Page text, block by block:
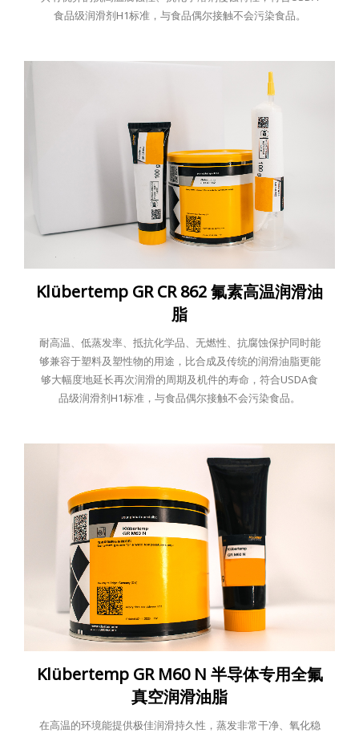
食品级润滑剂H1标准，与食品偶尔接触不会污染食品。
Klübertemp GR CR 862 氟素高温润滑油
脂
耐高温、低蒸发率、抵抗化学品、无燃性、抗腐蚀保护同时能
够兼容于塑料及塑性物的用途，比合成及传统的润滑油脂更能
够大幅度地延长再次润滑的周期及机件的寿命，符合USDA食
品级润滑剂H1标准，与食品偶尔接触不会污染食品。
Klübertemp GR M60 N 半导体专用全氟
真空润滑油脂
在高温的环境能提供极佳润滑持久性，蒸发非常干净、氧化稳